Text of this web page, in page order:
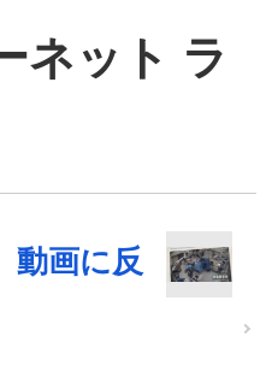
ネット ラ
動画に反